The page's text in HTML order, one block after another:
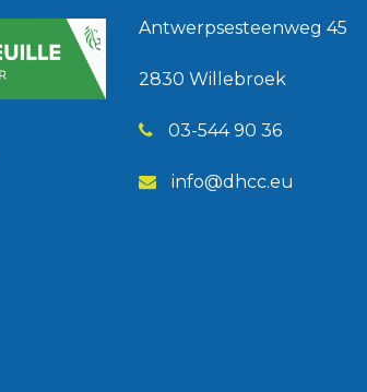
Antwerpsesteenweg 45
2830 Willebroek
03-544 90 36
info@dhcc.eu